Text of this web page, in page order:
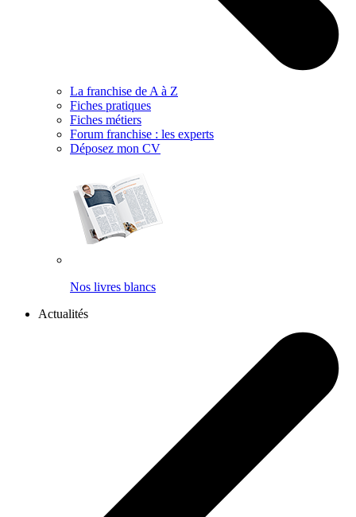
La franchise de A à Z
Fiches pratiques
Fiches métiers
Forum franchise : les experts
Déposez mon CV
Nos livres blancs
Actualités